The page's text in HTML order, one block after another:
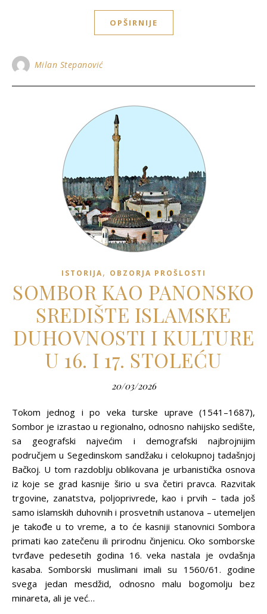
OPŠIRNIJE
Milan Stepanović
ISTORIJA, OBZORJA PROŠLOSTI
SOMBOR KAO PANONSKO
SREDIŠTE ISLAMSKE
DUHOVNOSTI I KULTURE
U 16. I 17. STOLEĆU
20/03/2026
Tokom jednog i po veka turske uprave (1541–1687),
Sombor je izrastao u regionalno, odnosno nahijsko sedište,
sa geografski najvećim i demografski najbrojnijim
područjem u Segedinskom sandžaku i celokupnoj tadašnjoj
Bačkoj. U tom razdoblju oblikovana je urbanistička osnova
iz koje se grad kasnije širio u sva četiri pravca. Razvitak
trgovine, zanatstva, polјoprivrede, kao i prvih – tada još
samo islamskih duhovnih i prosvetnih ustanova – utemelјen
je takođe u to vreme, a to će kasniji stanovnici Sombora
primati kao zatečenu ili prirodnu činjenicu. Oko somborske
tvrđave pedesetih godina 16. veka nastala je ovdašnja
kasaba. Somborski muslimani imali su 1560/61. godine
svega jedan mesdžid, odnosno malu bogomolјu bez
minareta, ali je već…